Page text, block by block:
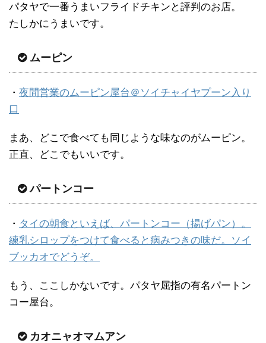
パタヤで一番うまいフライドチキンと評判のお店。
たしかにうまいです。
ムーピン
・ 夜間営業のムーピン屋台＠ソイチャイヤプーン入り
口
まあ、どこで食べても同じような味なのがムーピン。
正直、どこでもいいです。
パートンコー
・ タイの朝食といえば、パートンコー（揚げパン）。
練乳シロップをつけて食べると病みつきの味だ。ソイ
ブッカオでどうぞ。
もう、ここしかないです。パタヤ屈指の有名パートン
コー屋台。
カオニャオマムアン